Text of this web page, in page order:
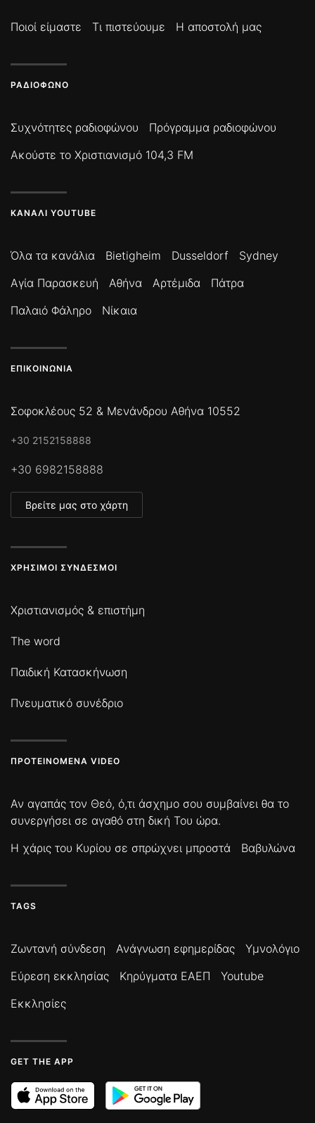
Ποιοί είμαστε Τι πιστεύουμε Η αποστολή μας
ΡΑΔΙΌΦΩΝΟ
Συχνότητες ραδιοφώνου
Πρόγραμμα ραδιοφώνου
Ακούστε το Χριστιανισμό 104,3 FM
ΚΑΝΆΛΙ YOUTUBE
Όλα τα κανάλια Bietigheim Dusseldorf
Sydney
Αγία Παρασκευή
Αθήνα Αρτέμιδα
Πάτρα
Παλαιό Φάληρο
Νίκαια
ΕΠΙΚΟΙΝΩΝΊΑ
Σοφοκλέους 52 & Μενάνδρου Αθήνα 10552
+30 2152158888
+30 6982158888
Βρείτε μας στο χάρτη
ΧΡΉΣΙΜΟΙ ΣΎΝΔΕΣΜΟΙ
Χριστιανισμός & επιστήμη
The word
Παιδική Κατασκήνωση
Πνευματικό συνέδριο
ΠΡΟΤΕΙΝΌΜΕΝΑ VIDEO
Αν αγαπάς τον Θεό, ό,τι άσχημο σου συμβαίνει θα το
συνεργήσει σε αγαθό στη δική Του ώρα.
Η χάρις του Κυρίου σε σπρώχνει μπροστά
Βαβυλώνα
TAGS
Ζωντανή σύνδεση Ανάγνωση εφημερίδας
Υμνολόγιο
Εύρεση εκκλησίας
Κηρύγματα ΕΑΕΠ
Youtube
Εκκλησίες
GET THE APP